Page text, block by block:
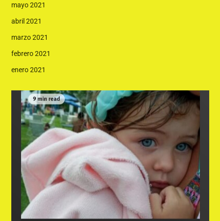
mayo 2021
abril 2021
marzo 2021
febrero 2021
enero 2021